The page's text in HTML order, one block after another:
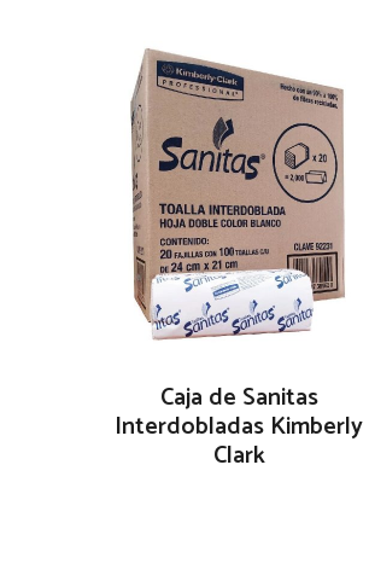
Caja de Sanitas
Interdobladas Kimberly
Clark